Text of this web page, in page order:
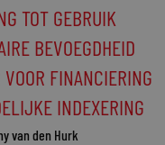
TOT GEBRUIK
BEVOEGDHEID
FINANCIERING
INDEXERING
van den Hurk